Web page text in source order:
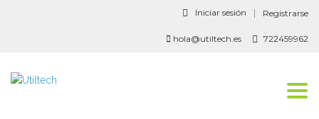
Iniciar sesión Registrarse
722459962
hola@utiltech.es